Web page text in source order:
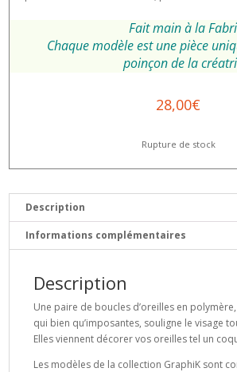
Fait main à la
Chaque modèle est une pièce
poinçon de la
28,00€
Rupture de stock
Description
Informations complémentaires
Description
Une paire de boucles d’oreilles en
qui bien qu’imposantes, souligne le visage
Elles viennent décorer vos oreilles tel un
Les modèles de la collection GraphiK sont